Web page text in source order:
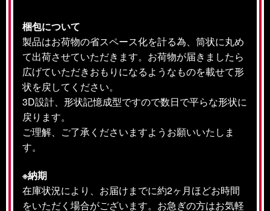
梱包について
製品はお荷物の省スペース化を計る為、筒状に丸め
て出荷させていただきます。お荷物が届きましたら
広げていただきおもりになるようなものを載せて形
状を戻してください。
3D設計、形状記憶成型ですので数日で平らな形状に
戻ります。
ご理解、ご了承くださいますようお願いいたしま
す。
※納期
在庫状況により、お届けまでに約2ヶ月ほどお時間
をいただく場合がございます。お急ぎの方はお気軽